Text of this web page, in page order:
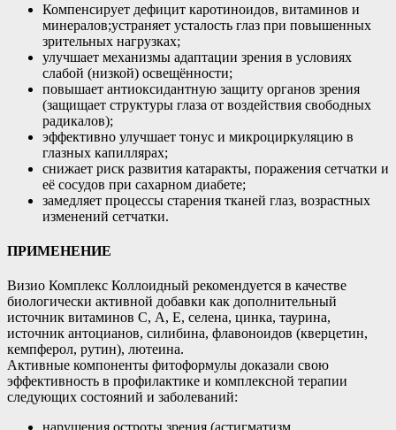
Компенсирует дефицит каротиноидов, витаминов и
минералов;устраняет усталость глаз при повышенных
зрительных нагрузках;
улучшает механизмы адаптации зрения в условиях
слабой (низкой) освещённости;
повышает антиоксидантную защиту органов зрения
(защищает структуры глаза от воздействия свободных
радикалов);
эффективно улучшает тонус и микроциркуляцию в
глазных капиллярах;
снижает риск развития катаракты, поражения сетчатки и
её сосудов при сахарном диабете;
замедляет процессы старения тканей глаз, возрастных
изменений сетчатки.
ПРИМЕНЕНИЕ
Визио Комплекс Коллоидный рекомендуется в качестве
биологически активной добавки как дополнительный
источник витаминов С, А, Е, селена, цинка, таурина,
источник антоцианов, силибина, флавоноидов (кверцетин,
кемпферол, рутин), лютеина.
Активные компоненты фитоформулы доказали свою
эффективность в профилактике и комплексной терапии
следующих состояний и заболеваний: